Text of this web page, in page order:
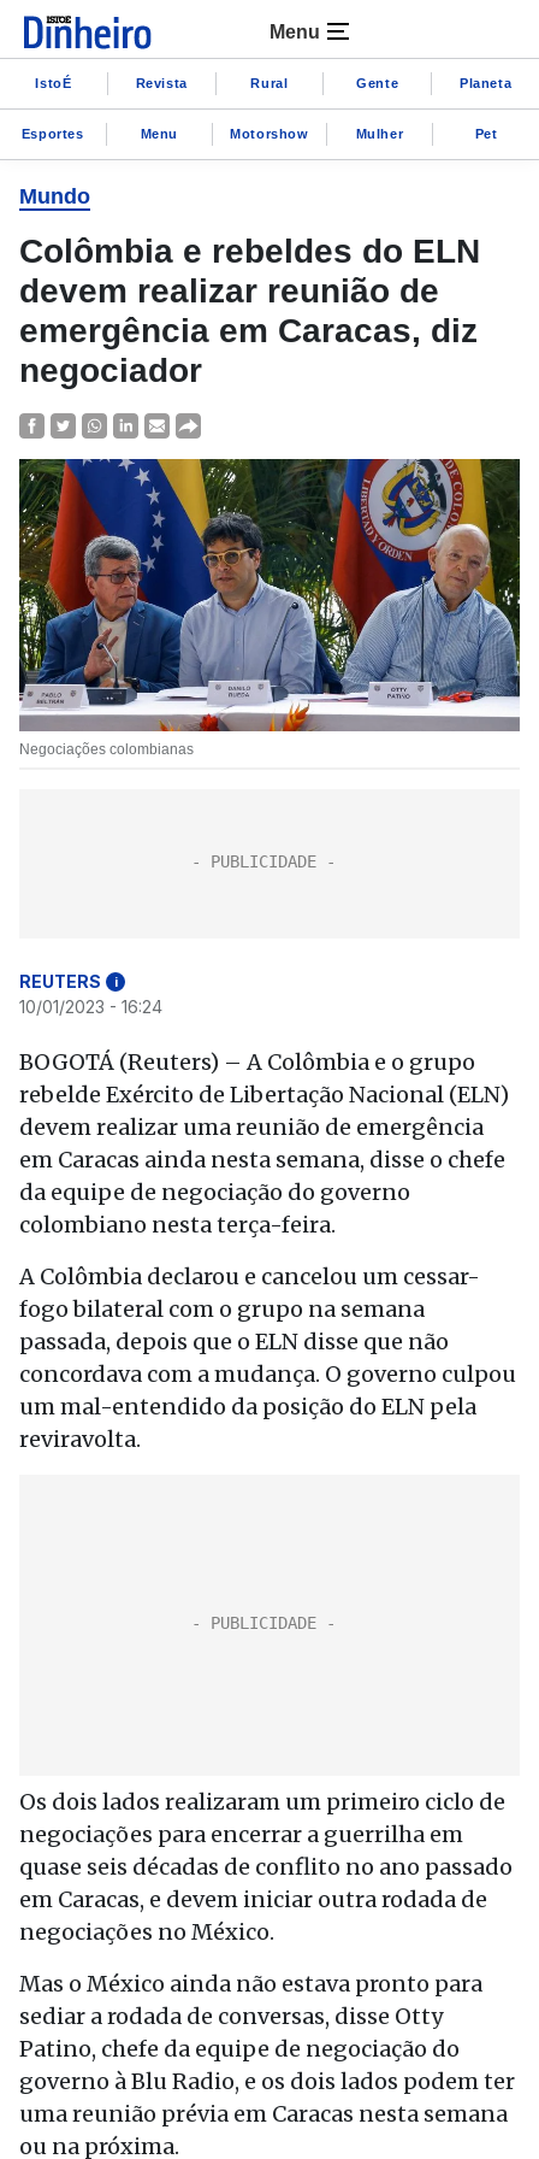
Menu
IstoÉ Revista Rural Gente Planeta
Esportes Menu Motorshow Mulher Pet
Mundo
Colômbia e rebeldes do ELN
devem realizar reunião de
emergência em Caracas, diz
negociador
Negociações colombianas
REUTERS i
10/01/2023 - 16:24
BOGOTÁ (Reuters) – A Colômbia e o grupo
rebelde Exército de Libertação Nacional (ELN)
devem realizar uma reunião de emergência
em Caracas ainda nesta semana, disse o chefe
da equipe de negociação do governo
colombiano nesta terça-feira.
A Colômbia declarou e cancelou um cessar-
fogo bilateral com o grupo na semana
passada, depois que o ELN disse que não
concordava com a mudança. O governo culpou
um mal-entendido da posição do ELN pela
reviravolta.
Os dois lados realizaram um primeiro ciclo de
negociações para encerrar a guerrilha em
quase seis décadas de conflito no ano passado
em Caracas, e devem iniciar outra rodada de
negociações no México.
Mas o México ainda não estava pronto para
sediar a rodada de conversas, disse Otty
Patino, chefe da equipe de negociação do
governo à Blu Radio, e os dois lados podem ter
uma reunião prévia em Caracas nesta semana
ou na próxima.